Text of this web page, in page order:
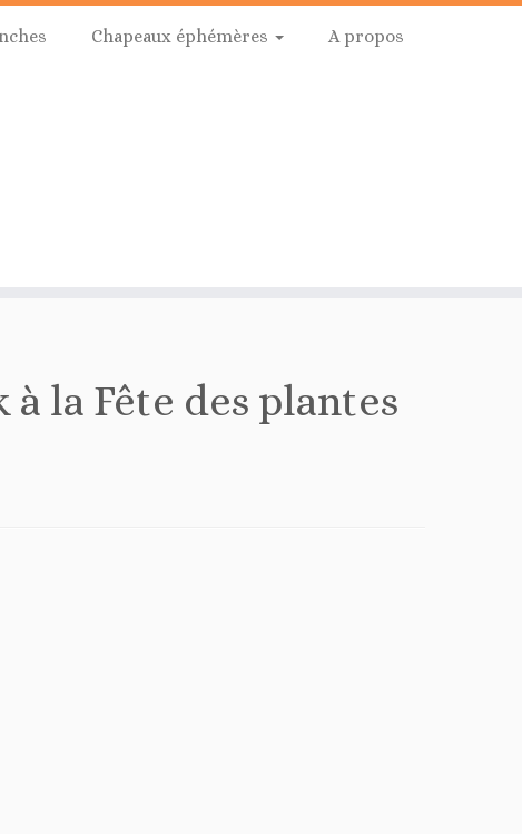
Chapeaux éphémères
A propos
la Fête des plantes